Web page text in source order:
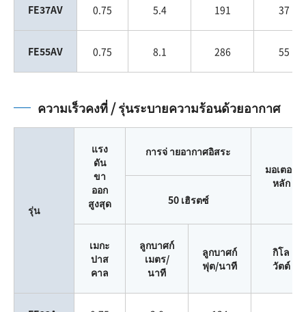
FE37AV 0.75 5.4 191 37
FE55AV 0.75 8.1 286 55
ความเร็วคงที่ / รุ่นระบายความร้อนด้วยอากาศ
รุ่น
แรง
ดัน
ขา
ออก
สูงสุด
การจ่ ายอากาศอิสระ
มอเตอร์
หลัก
50 เฮิรตซ์
เมกะ
ปาส
คาล
ลูกบาศก์
เมตร/
นาที
ลูกบาศก์
ฟุต/นาที
กิโล
วัตต์